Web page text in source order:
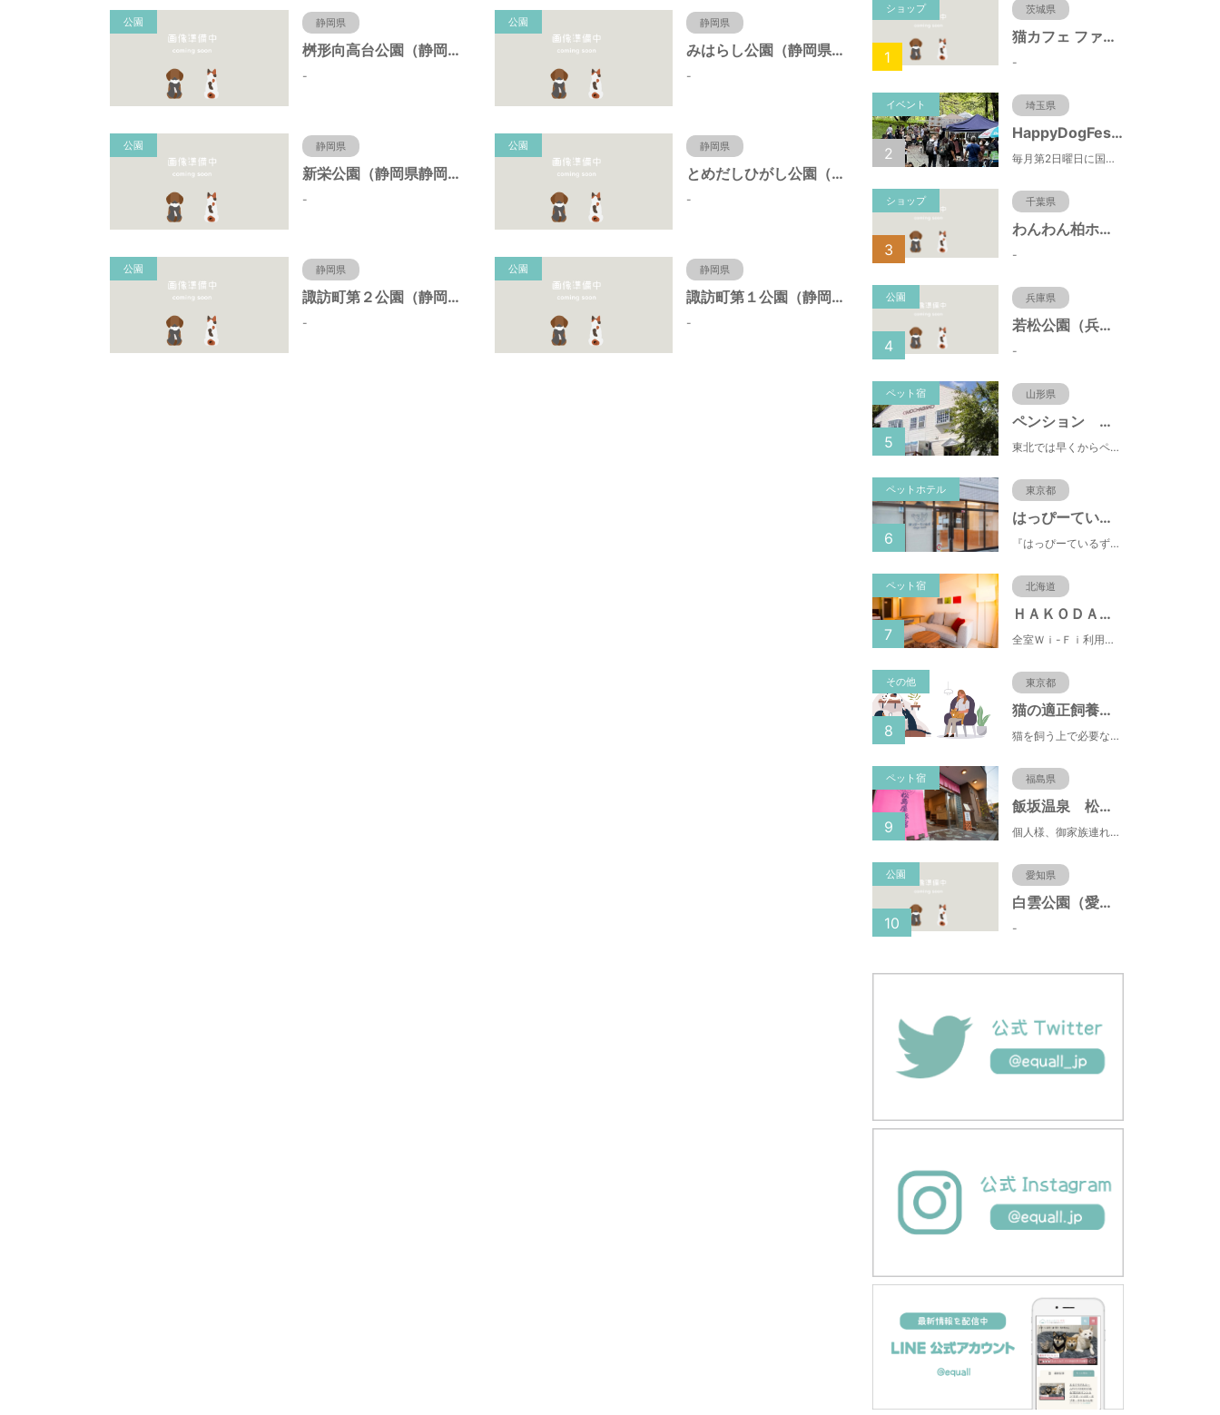
公園 静岡県
桝形向高台公園（静岡県静岡市）
-
公園 静岡県
みはらし公園（静岡県静岡市）
-
公園 静岡県
新栄公園（静岡県静岡市）
-
公園 静岡県
とめだしひがし公園（静岡県静岡市）
-
公園 静岡県
諏訪町第２公園（静岡県静岡市）
-
公園 静岡県
諏訪町第１公園（静岡県静岡市）
-
ショップ 茨城県
猫カフェ ファミリーズ
-
1
イベント 埼玉県
HappyDogFesta(ハッピードッグフェスタ)
毎月第2日曜日に国営武蔵丘陵森林公園で開催されるドッグイベント。森林公園北口からドッグランまでの園路にお買い物ブースやキッチンカーが出店するほか、わんちゃんのしつけ教室やゲーム大会などの参加型コンテンツもあります。（参加料無料）
2
ショップ 千葉県
わんわん柏ホームビレッジ（老犬ホーム・老犬ホテル）
-
3
公園 兵庫県
若松公園（兵庫県神戸市）
-
4
ペット宿 山形県
ペンション おもちゃばこ
東北では早くからペット歓迎の宿として人気。リピーター多い安心宿♪夕食は米沢牛と季節野菜を楽しめます。
5
ペットホテル 東京都
はっぴーているずdogs room府中店
『はっぴーているず』には《Happy tales：幸せな物語》と《Happy tails》という2つの意味があります。 はっぴーているずdogs roomのスタッフはドッグライフカウンセラーやドッグインストラクター、愛玩動物飼養管理士の資格を有する犬の専門家です
6
ペット宿 北海道
ＨＡＫＯＤＡＴＥ 男爵倶楽部 ＨＯＴＥＬ＆ＲＥＳＯＲＴＳ
全室Ｗｉ-Ｆｉ利用可能！朝市まで徒歩1分という好立地の都市型リゾートホテル。バルコニー・キッチン付！
7
その他 東京都
猫の適正飼養クイズ
猫を飼う上で必要な責任やマナー、健康管理について学ぶことができます。
8
ペット宿 福島県
飯坂温泉 松島屋旅舘
個人様、御家族連れ様大歓迎。夕朝食共お部屋でゆっくりと。
9
公園 愛知県
白雲公園（愛知県名古屋市）
-
10